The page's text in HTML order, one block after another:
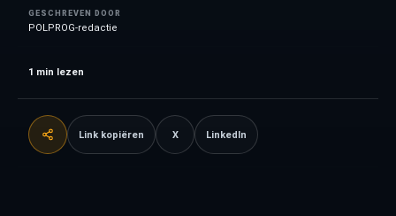
GESCHREVEN DOOR
POLPROG-redactie
1 min lezen
Link kopiëren X LinkedIn